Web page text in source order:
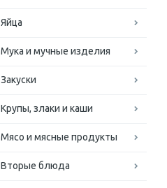
Яйца
Мука и мучные изделия
Закуски
Крупы, злаки и каши
Мясо и мясные продукты
Вторые блюда